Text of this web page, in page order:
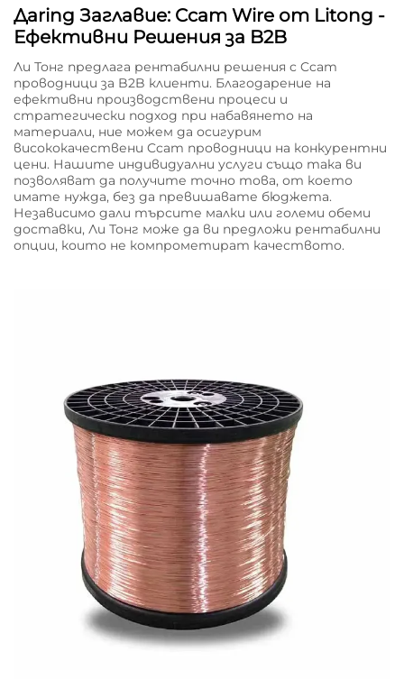
Дaring Заглавие: Ccam Wire от Litong -
Ефективни Решения за B2B
Ли Тонг предлага рентабилни решения с Ccam
проводници за B2B клиенти. Благодарение на
ефективни производствени процеси и
стратегически подход при набавянето на
материали, ние можем да осигурим
висококачествени Ccam проводници на конкурентни
цени. Нашите индивидуални услуги също така ви
позволяват да получите точно това, от което
имате нужда, без да превишавате бюджета.
Независимо дали търсите малки или големи обеми
доставки, Ли Тонг може да ви предложи рентабилни
опции, които не компрометират качеството.